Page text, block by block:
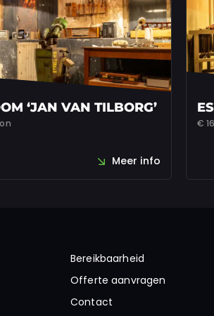
‘JAN VAN TILBORG’
Meer info
€
Bereikbaarheid
Offerte aanvragen
Contact